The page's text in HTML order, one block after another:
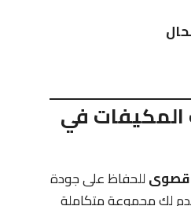
في
قصوىللحفاظ على جودة
لك مجموعة متكاملة